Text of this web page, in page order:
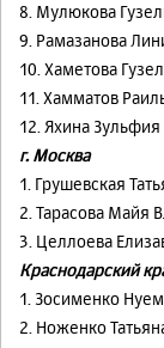
8. Мулюкова
9. Рамазанова
10. Хаметова
11. Хамматов
12. Яхина
г. Москва
1. Грушевская
2. Тарасова Майя
3. Целлоева
Краснодарский
1. Зосименко
2. Ноженко